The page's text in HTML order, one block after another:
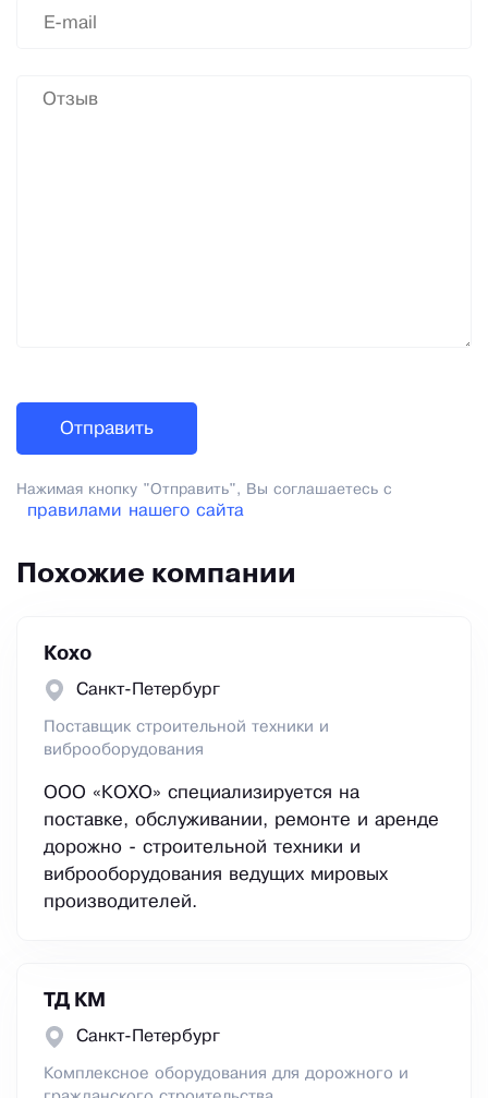
Нажимая кнопку "Отправить", Вы соглашаетесь с
правилами нашего сайта
Похожие компании
Кохо
Санкт-Петербург
Поставщик строительной техники и
виброоборудования
ООО «КОХО» специализируется на
поставке, обслуживании, ремонте и аренде
дорожно - строительной техники и
виброоборудования ведущих мировых
производителей.
ТД КМ
Санкт-Петербург
Комплексное оборудования для дорожного и